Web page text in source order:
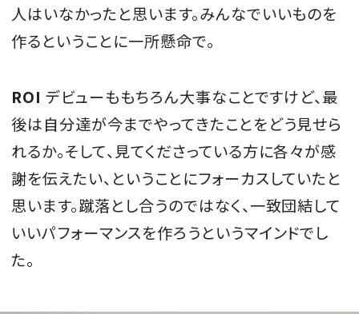
人はいなかったと思います。みんなでいいものを
作るということに一所懸命で。
ROI デビューももちろん大事なことですけど、最
後は自分達が今までやってきたことをどう見せら
れるか。そして、見てくださっている方に各々が感
謝を伝えたい、ということにフォーカスしていたと
思います。蹴落とし合うのではなく、一致団結して
いいパフォーマンスを作ろうというマインドでし
た。